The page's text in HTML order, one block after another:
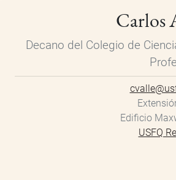
Carlos
Decano del Colegio de
Edificio
USFQ